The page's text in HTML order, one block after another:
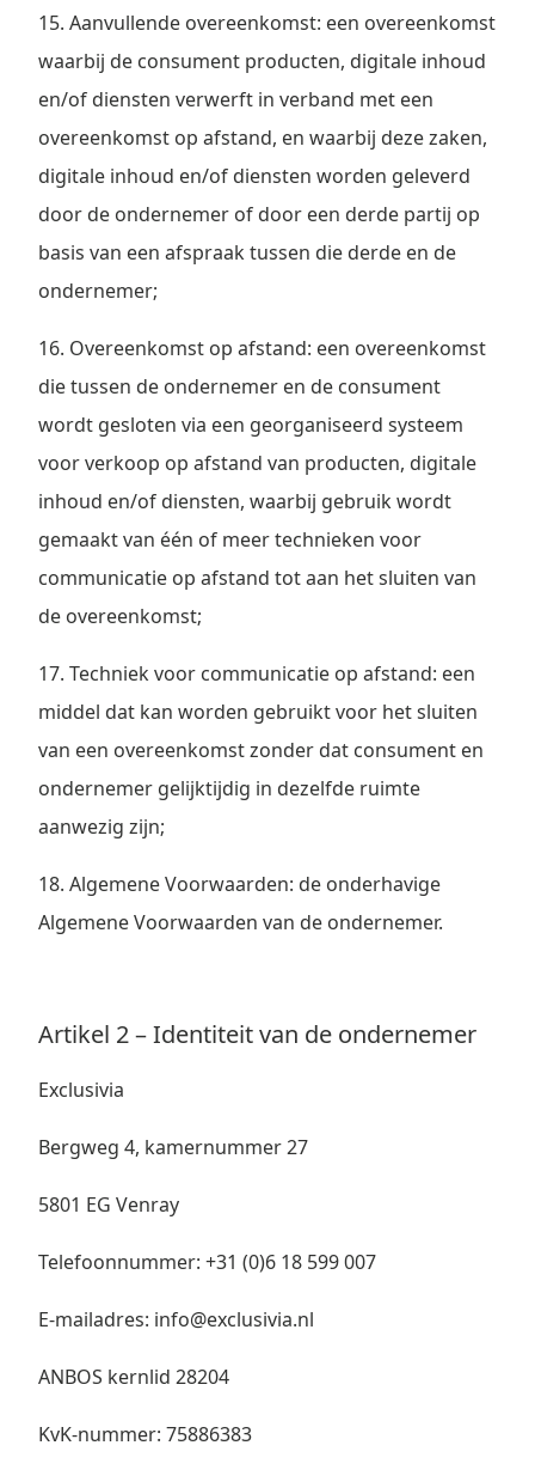
15. Aanvullende overeenkomst: een overeenkomst
waarbij de consument producten, digitale inhoud
en/of diensten verwerft in verband met een
overeenkomst op afstand, en waarbij deze zaken,
digitale inhoud en/of diensten worden geleverd
door de ondernemer of door een derde partij op
basis van een afspraak tussen die derde en de
ondernemer;
16. Overeenkomst op afstand: een overeenkomst
die tussen de ondernemer en de consument
wordt gesloten via een georganiseerd systeem
voor verkoop op afstand van producten, digitale
inhoud en/of diensten, waarbij gebruik wordt
gemaakt van één of meer technieken voor
communicatie op afstand tot aan het sluiten van
de overeenkomst;
17. Techniek voor communicatie op afstand: een
middel dat kan worden gebruikt voor het sluiten
van een overeenkomst zonder dat consument en
ondernemer gelijktijdig in dezelfde ruimte
aanwezig zijn;
18. Algemene Voorwaarden: de onderhavige
Algemene Voorwaarden van de ondernemer.
Artikel 2 – Identiteit van de ondernemer
Exclusivia
Bergweg 4, kamernummer 27
5801 EG Venray
Telefoonnummer: +31 (0)6 18 599 007
E-mailadres: info@exclusivia.nl
ANBOS kernlid 28204
KvK-nummer: 75886383